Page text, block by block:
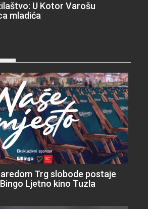
U Kotor Varošu
mladića
Trg slobode postaje
Ljetno kino Tuzla